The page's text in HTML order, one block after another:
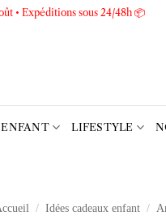
• Expéditions sous 24/48h 📦
ENFANT LIFESTYLE
/ Idées cadeaux enfant /